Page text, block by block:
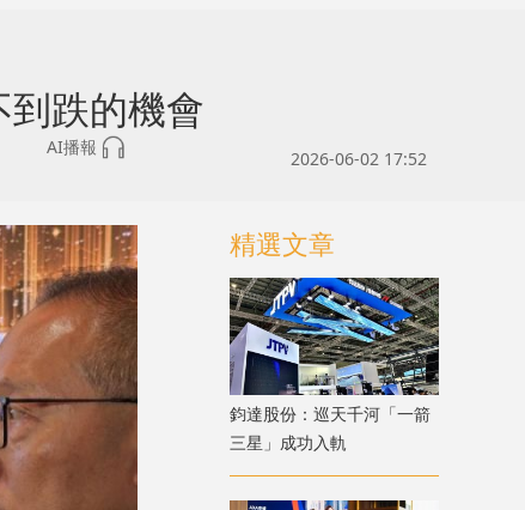
跌的機會
AI播報
2026-06-02 17:52
精選文章
鈞達股份：巡天千河「一箭
三星」成功入軌